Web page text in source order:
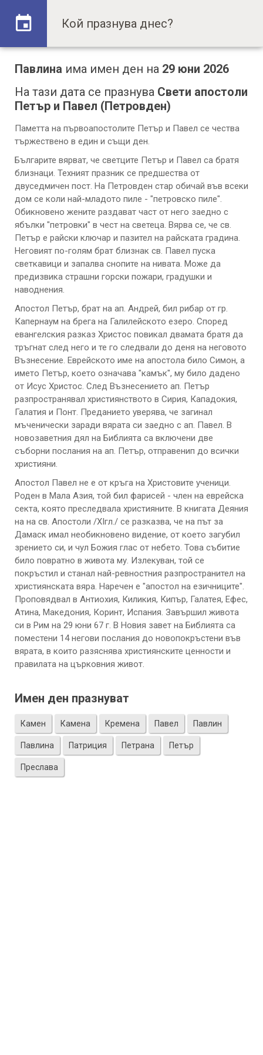
Павлина има имен ден на 29 юни 2026
На тази дата се празнува Свети апостоли
Петър и Павел (Петровден)
Паметта на първоапостолите Петър и Павел се чества
тържествено в един и същи ден.
Българите вярват, че светците Петър и Павел са братя
близнаци. Техният празник се предшества от
двуседмичен пост. На Петровден стар обичай във всеки
дом се коли най-младото пиле - "петровско пиле".
Обикновено жените раздават част от него заедно с
ябълки "петровки" в чест на светеца. Вярва се, че св.
Петър е райски ключар и пазител на райската градина.
Неговият по-голям брат близнак св. Павел пуска
светкавици и запалва снопите на нивата. Може да
предизвика страшни горски пожари, градушки и
наводнения.
Апостол Петър, брат на ап. Андрей, бил рибар от гр.
Капернаум на брега на Галилейското езеро. Според
евангелския разказ Христос повикал двамата братя да
тръгнат след него и те го следвали до деня на неговото
Възнесение. Еврейското име на апостола било Симон, а
името Петър, което означава "камък", му било дадено
от Исус Христос. След Възнесението ап. Петър
разпространявал християнството в Сирия, Кападокия,
Галатия и Понт. Преданието уверява, че загинал
мъченически заради вярата си заедно с ап. Павел. В
новозаветния дял на Библията са включени две
съборни послания на ап. Петър, отправенип до всички
християни.
Апостол Павел не е от кръга на Христовите ученици.
Роден в Мала Азия, той бил фарисей - член на еврейска
секта, която преследвала християните. В книгата Деяния
на на св. Апостоли /XIгл./ се разказва, че на път за
Дамаск имал необикновено видение, от което загубил
зрението си, и чул Божия глас от небето. Това събитие
било повратно в живота му. Излекуван, той се
покръстил и станал най-ревностния разпространител на
християнската вяра. Наречен е "апостол на езичниците".
Проповядвал в Антиохия, Киликия, Кипър, Галатея, Ефес,
Атина, Македония, Коринт, Испания. Завършил живота
си в Рим на 29 юни 67 г. В Новия завет на Библията са
поместени 14 негови послания до новопокръстени във
вярата, в които разяснява християнските ценности и
правилата на църковния живот.
Имен ден празнуват
Камен Камена Кремена Павел Павлин
Павлина Патриция Петрана Петър
Преслава